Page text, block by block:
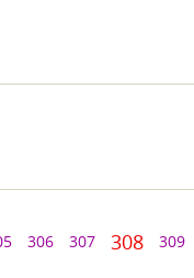
306 307 308 309